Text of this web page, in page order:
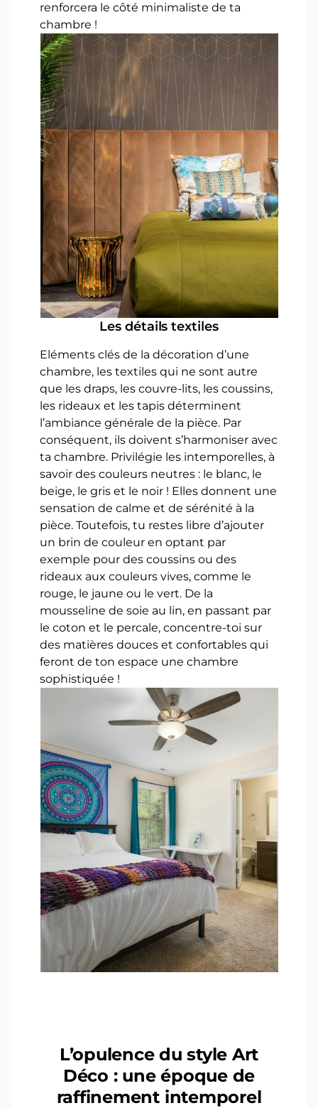
renforcera le côté minimaliste de ta
chambre !
Les détails textiles
Eléments clés de la décoration d’une
chambre, les textiles qui ne sont autre
que les draps, les couvre-lits, les coussins,
les rideaux et les tapis déterminent
l’ambiance générale de la pièce. Par
conséquent, ils doivent s’harmoniser avec
ta chambre. Privilégie les intemporelles, à
savoir des couleurs neutres : le blanc, le
beige, le gris et le noir ! Elles donnent une
sensation de calme et de sérénité à la
pièce. Toutefois, tu restes libre d’ajouter
un brin de couleur en optant par
exemple pour des coussins ou des
rideaux aux couleurs vives, comme le
rouge, le jaune ou le vert. De la
mousseline de soie au lin, en passant par
le coton et le percale, concentre-toi sur
des matières douces et confortables qui
feront de ton espace une chambre
sophistiquée !
L’opulence du style Art
Déco : une époque de
raffinement intemporel